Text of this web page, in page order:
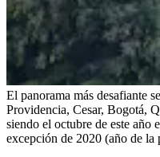
El panorama más desafiante
Providencia, Cesar, Bogotá,
siendo el octubre de este año
excepción de 2020 (año de la